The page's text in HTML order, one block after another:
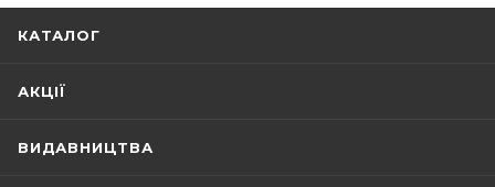
КАТАЛОГ
АКЦІЇ
ВИДАВНИЦТВА